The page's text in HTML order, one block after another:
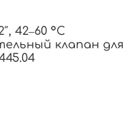
42‒60 °С
клапан для